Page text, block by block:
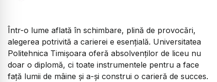
Într-o lume aflată în schimbare, plină de provocări,
alegerea potrivită a carierei e esențială. Universitatea
Politehnica Timișoara oferă absolvenților de liceu nu
doar o diplomă, ci toate instrumentele pentru a face
față lumii de mâine și a-și construi o carieră de succes.